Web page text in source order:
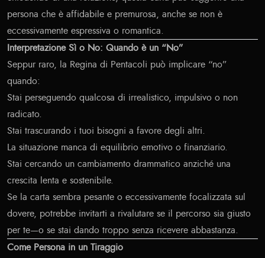
persona che è affidabile e premurosa, anche se non è
eccessivamente espressiva o romantica.
Interpretazione Sì o No: Quando è un “No”
Seppur raro, la Regina di Pentacoli può implicare “no”
quando:
Stai perseguendo qualcosa di irrealistico, impulsivo o non
radicato.
Stai trascurando i tuoi bisogni a favore degli altri.
La situazione manca di equilibrio emotivo o finanziario.
Stai cercando un cambiamento drammatico anziché una
crescita lenta e sostenibile.
Se la carta sembra pesante o eccessivamente focalizzata sul
dovere, potrebbe invitarti a rivalutare se il percorso sia giusto
per te—o se stai dando troppo senza ricevere abbastanza.
Come Persona in un Tiraggio